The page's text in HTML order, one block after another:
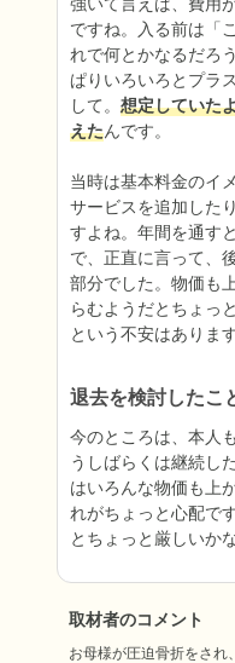
ですね。入る前は「
れで何とかなるだろ
ぱりいろいろとプラ
して。 想定していた
えたんです。
当時は基本料金のイ
サービスを追加した
すよね。年間を通す
で、正直に言って、
部分でした。物価も
らむようだとちょっ
という不安はあります
退去を検討したこ
今のところは、本人
うしばらくは継続し
はいろんな物価も上
れがちょっと心配で
とちょっと厳しいか
取材者のコメント
お母様が圧迫骨折をされ